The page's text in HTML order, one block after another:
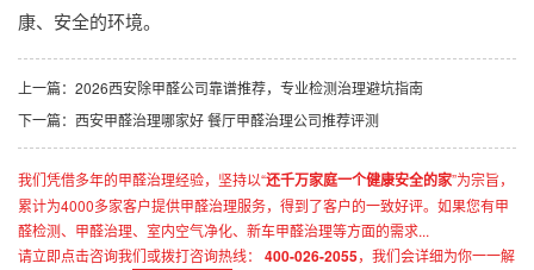
康、安全的环境。
上一篇： 2026西安除甲醛公司靠谱推荐，专业检测治理避坑指南
下一篇： 西安甲醛治理哪家好 餐厅甲醛治理公司推荐评测
我们凭借多年的甲醛治理经验，坚持以“还千万家庭一个健康安全的家”为宗旨，
累计为4000多家客户提供甲醛治理服务，得到了客户的一致好评。如果您有甲
醛检测、甲醛治理、室内空气净化、新车甲醛治理等方面的需求...
请立即点击咨询我们或拨打咨询热线：
400-026-2055，我们会详细为你一一解